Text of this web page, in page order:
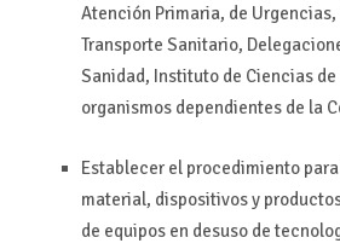
Atención Primaria, de
Transporte Sanitario,
Sanidad, Instituto de Ciencias
organismos dependientes de la
Establecer el procedimiento
material, dispositivos y
de equipos en desuso de